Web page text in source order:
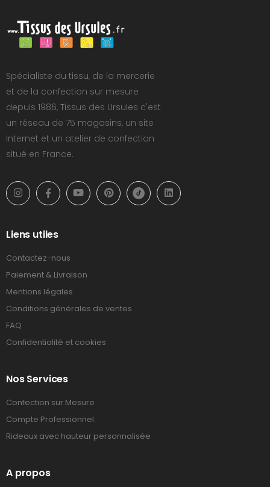
Spécialiste du tissu, de la mercerie
et de la confection sur mesure
depuis 1986, Tissus des Ursules c'est
un réseau de 75 magasins, un site
Internet et un atelier de confection
situé en France.
Liens utiles
Contactez-nous
Paiement & Livraison
Mentions légales
Conditions générales de ventes
FAQ
Confidentialité et cookies
Nos Services
Confection sur Mesure
Compte Professionnel
Rideaux avec hauteur personnalisée
A propos